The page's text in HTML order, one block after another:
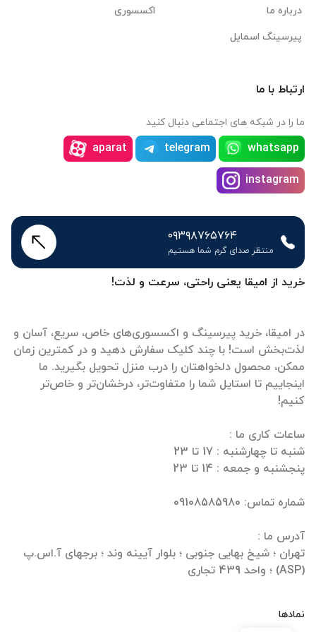
خرید از امیقا یعنی راحتی، سرعت و لذت!
در امیقا، خرید پیرسینگ و اکسسوری‌های خاص، سریع، آسان و
لذت‌بخش است! با چند کلیک سفارش دهید و در کمترین زمان
ممکن، محصول دلخواهتان را درب منزل تحویل بگیرید. ما
اینجاییم تا استایل شما را متفاوت‌تر، درخشان‌تر و خاص‌تر
تهران ؛ شیخ بهایی جنوبی ؛ بلوار آیینه وند ؛ برجهای آ.اس.پ
(ASP) ؛ واحد 439 تجاری
نمادها
درباره ما
پیرسینگ اسمایل
اکسسوری
ارتباط با ما
ما را در شبکه های اجتماعی دنبال کنید
whatsapp
telegram
aparat
instagram
۰۹۳۹۸۷۶۵۷۶۴
منتظر صدای گرم شما هستیم